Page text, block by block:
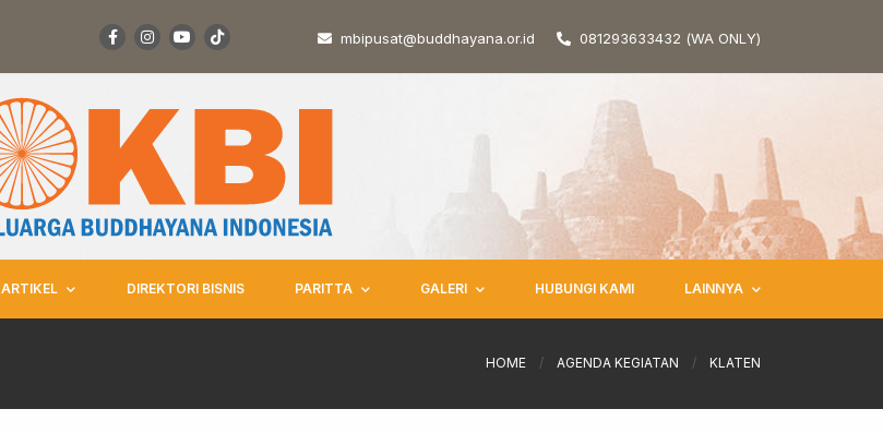
mbipusat@buddhayana.or.id 081293633432 (WA ONLY)
ARTIKEL DIREKTORI BISNIS PARITTA GALERI HUBUNGI KAMI LAINNYA
HOME / AGENDA KEGIATAN / KLATEN